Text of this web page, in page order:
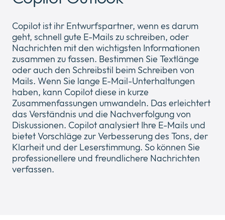
Unternehmen
or
a
sub
menu
ID Connect
or
a
News
or
Legal & Compliance
Copilot ist ihr Entwurfspartner, wenn es darum
geht, schnell gute E-Mails zu schreiben, oder
Nachrichten mit den wichtigsten Informationen
zusammen zu fassen. Bestimmen Sie Textlänge
oder auch den Schreibstil beim Schreiben von
Mails. Wenn Sie lange E-Mail-Unterhaltungen
haben, kann Copilot diese in kurze
Zusammenfassungen umwandeln. Das erleichtert
das Verständnis und die Nachverfolgung von
Diskussionen. Copilot analysiert Ihre E-Mails und
bietet Vorschläge zur Verbesserung des Tons, der
Klarheit und der Leserstimmung. So können Sie
professionellere und freundlichere Nachrichten
verfassen.